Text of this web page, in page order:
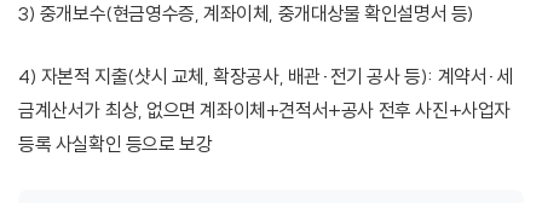
3) 중개보수(현금영수증, 계좌이체, 중개대상물 확인설명서 등)
4) 자본적 지출(샷시 교체, 확장공사, 배관·전기 공사 등): 계약서·세
금계산서가 최상, 없으면 계좌이체+견적서+공사 전후 사진+사업자
등록 사실확인 등으로 보강